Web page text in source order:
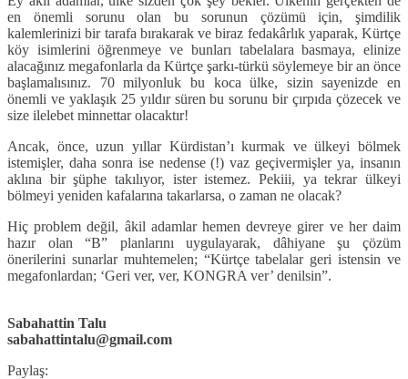
en önemli sorunu olan bu sorunun çözümü için, şimdilik
kalemlerinizi bir tarafa bırakarak ve biraz fedakârlık yaparak, Kürtçe
köy isimlerini öğrenmeye ve bunları tabelalara basmaya, elinize
alacağınız megafonlarla da Kürtçe şarkı-türkü söylemeye bir an önce
başlamalısınız. 70 milyonluk bu koca ülke, sizin sayenizde en
önemli ve yaklaşık 25 yıldır süren bu sorunu bir çırpıda çözecek ve
size ilelebet minnettar olacaktır!
Ancak, önce, uzun yıllar Kürdistan’ı kurmak ve ülkeyi bölmek
istemişler, daha sonra ise nedense (!) vaz geçivermişler ya, insanın
aklına bir şüphe takılıyor, ister istemez. Pekiii, ya tekrar ülkeyi
bölmeyi yeniden kafalarına takarlarsa, o zaman ne olacak?
Hiç problem değil, âkil adamlar hemen devreye girer ve her daim
hazır olan “B” planlarını uygulayarak, dâhiyane şu çözüm
önerilerini sunarlar muhtemelen; “Kürtçe tabelalar geri istensin ve
megafonlardan; ‘Geri ver, ver, KONGRA ver’ denilsin”.
Sabahattin Talu
sabahattintalu@gmail.com
Paylaş: